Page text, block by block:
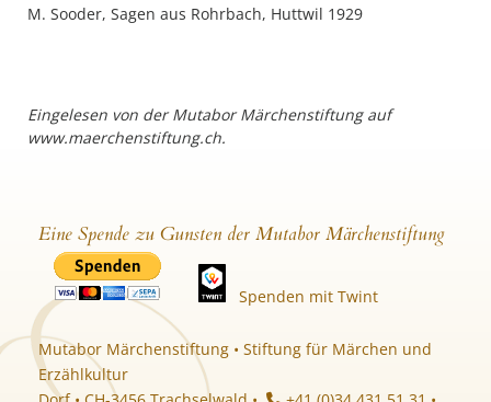
M. Sooder, Sagen aus Rohrbach, Huttwil 1929
Eingelesen von der Mutabor Märchenstiftung auf
www.maerchenstiftung.ch.
Eine Spende zu Gunsten der Mutabor Märchenstiftung
Spenden mit Twint
Mutabor Märchenstiftung • Stiftung für Märchen und
Erzählkultur